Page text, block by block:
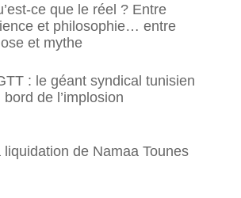
ce que le réel ? Entre
et philosophie… entre
et mythe
: le géant syndical tunisien
bord de l’implosion
liquidation de Namaa Tounes